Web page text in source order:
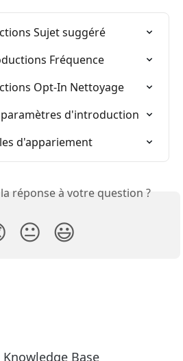
Sujet suggéré
Fréquence
Opt-In Nettoyage
d'introduction
d'appariement
réponse à votre question ?
😐 😃